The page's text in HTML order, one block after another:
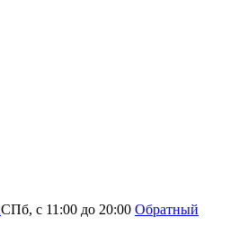
СПб, с 11:00 до 20:00 Обратный